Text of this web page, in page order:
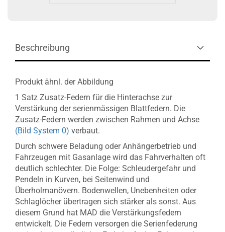
Beschreibung
Produkt ähnl. der Abbildung
1 Satz Zusatz-Federn für die Hinterachse zur
Verstärkung der serienmässigen Blattfedern. Die
Zusatz-Federn werden zwischen Rahmen und Achse
(Bild System 0) verbaut.
Durch schwere Beladung oder Anhängerbetrieb und
Fahrzeugen mit Gasanlage wird das Fahrverhalten oft
deutlich schlechter. Die Folge: Schleudergefahr und
Pendeln in Kurven, bei Seitenwind und
Überholmanövern. Bodenwellen, Unebenheiten oder
Schlaglöcher übertragen sich stärker als sonst. Aus
diesem Grund hat MAD die Verstärkungsfedern
entwickelt. Die Federn versorgen die Serienfederung